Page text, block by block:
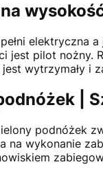
elektryczna
jest pilot nożny.
wytrzymały i
|
podnóżek
na wykonanie